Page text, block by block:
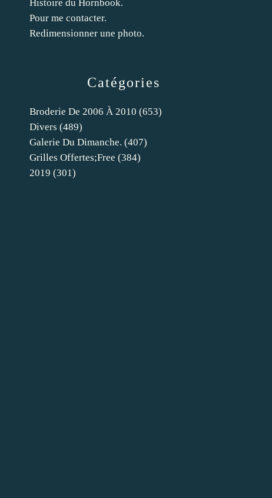
Catégories
Broderie De 2006 À 2010 (653)
Divers (489)
Galerie Du Dimanche. (407)
Grilles Offertes;free (384)
2019 (301)
Histoire du Hornbook.
Pour me contacter.
Redimensionner une photo.